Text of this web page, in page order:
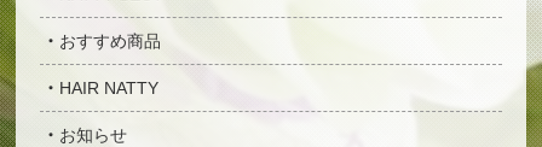
おすすめ商品
HAIR NATTY
お知らせ